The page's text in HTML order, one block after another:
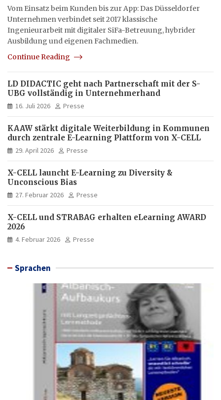
Vom Einsatz beim Kunden bis zur App: Das Düsseldorfer
Unternehmen verbindet seit 2017 klassische
Ingenieurarbeit mit digitaler SiFa-Betreuung, hybrider
Ausbildung und eigenen Fachmedien.
Continue Reading
LD DIDACTIC geht nach Partnerschaft mit der S-
UBG vollständig in Unternehmerhand
16. Juli 2026 Presse
KAAW stärkt digitale Weiterbildung in Kommunen
durch zentrale E-Learning Plattform von X-CELL
29. April 2026 Presse
X-CELL launcht E-Learning zu Diversity &
Unconscious Bias
27. Februar 2026 Presse
X-CELL und STRABAG erhalten eLearning AWARD
2026
4. Februar 2026 Presse
Sprachen